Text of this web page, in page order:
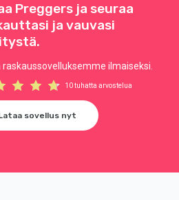
Preggers ja seuraa
ja vauvasi
raskaussovelluksemme ilmaiseksi.
10 tuhatta arvostelua
sovellus nyt